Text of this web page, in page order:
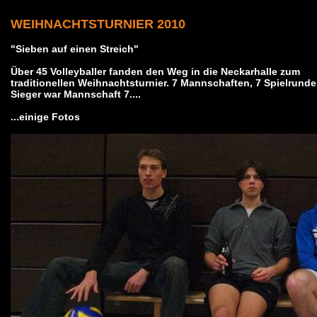
WEIHNACHTSTURNIER 2010
"Sieben auf einen Streich"
Über 45 Volleyballer fanden den Weg in die Neckarhalle zum
traditionellen Weihnachtsturnier. 7 Mannschaften, 7
Sieger war Mannschaft 7....
...einige Fotos